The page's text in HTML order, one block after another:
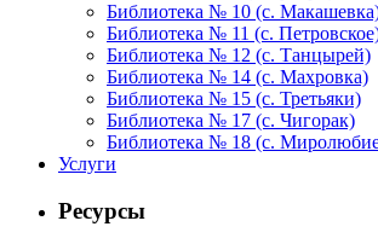
Библиотека № 10 (с.
Библиотека № 11 (с.
Библиотека № 12 (с. Танцырей)
Библиотека № 14 (с. Махровка)
Библиотека № 15 (с. Третьяки)
Библиотека № 17 (с. Чигорак)
Библиотека № 18 (с.
Услуги
Ресурсы